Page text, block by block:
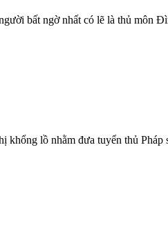
bất ngờ nhất có lẽ là thủ môn
lồ nhằm đưa tuyển thủ Pháp